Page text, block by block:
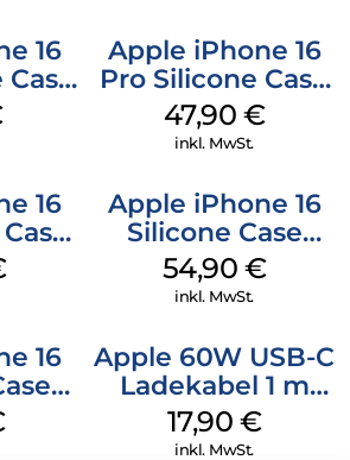
16
Case
Apple iPhone 16
Pro Silicone Case
MagSafe Denim
47,90 €
inkl. MwSt.
16
Apple iPhone 16
Silicone Case
MagSafe Lake
Green
54,90 €
inkl. MwSt.
16
Apple 60W USB-C
Ladekabel 1 m
Weiß
17,90 €
inkl. MwSt.